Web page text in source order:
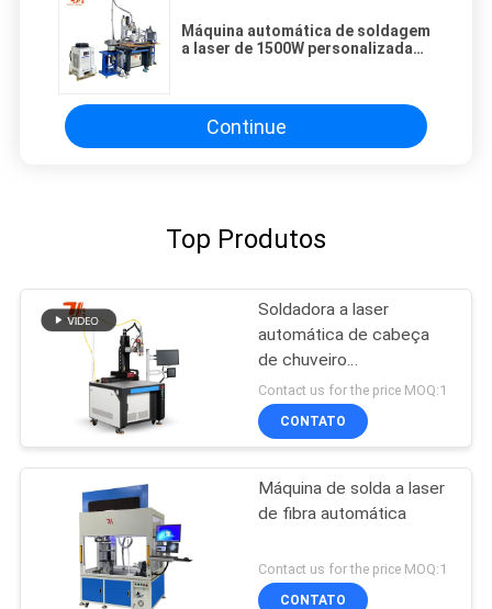
Máquina automática de soldagem
a laser de 1500W personalizada
Continue
Top Produtos
Soldadora a laser
automática de cabeça
de chuveiro
personalizada
Contact us for the price MOQ:1
CONTATO
Máquina de solda a laser
de fibra automática
Contact us for the price MOQ:1
CONTATO